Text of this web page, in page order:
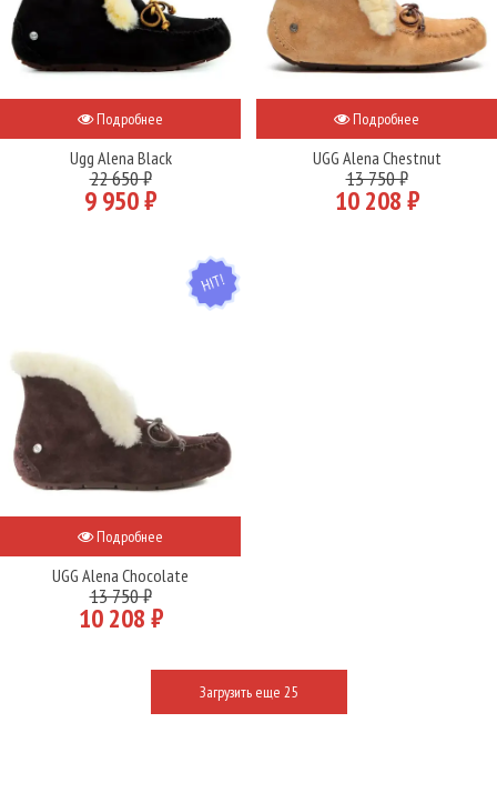
Подробнее
Ugg Alena Black
22 650 ₽
9 950 ₽
Подробнее
UGG Alena Chestnut
13 750 ₽
10 208 ₽
HIT
Подробнее
UGG Alena Chocolate
13 750 ₽
10 208 ₽
Загрузить еще 25